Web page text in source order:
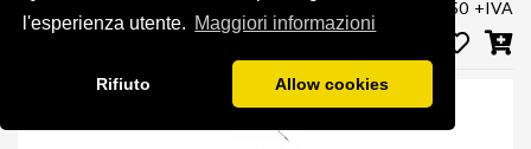
l'esperienza utente. Maggiori informazioni
Rifiuto Allow cookies
MNF375 € 14,50 +IVA